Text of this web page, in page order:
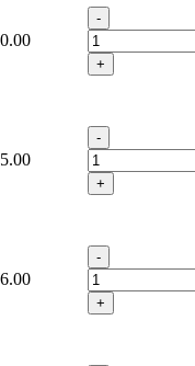
-
+
-
+
-
+